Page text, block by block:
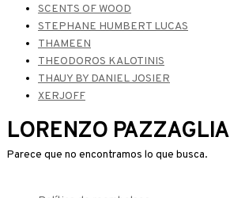
SCENTS OF WOOD
STEPHANE HUMBERT LUCAS
THAMEEN
THEODOROS KALOTINIS
THAUY BY DANIEL JOSIER
XERJOFF
LORENZO PAZZAGLIA
Parece que no encontramos lo que busca.